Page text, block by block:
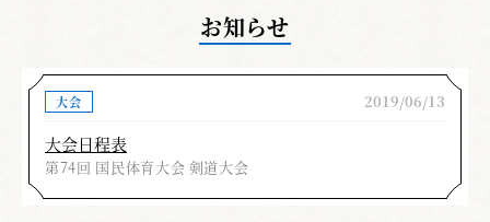
お知らせ
大会 2019/06/13
大会日程表
第74回 国民体育大会 剣道大会